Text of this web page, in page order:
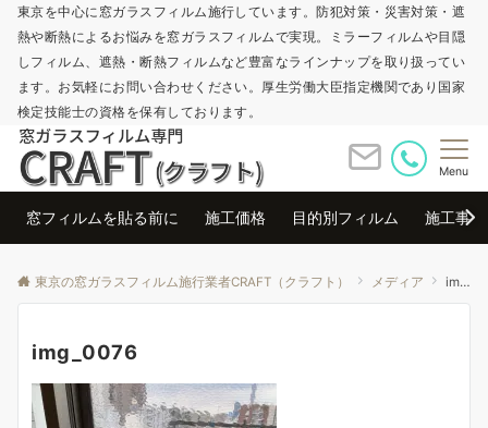
東京を中心に窓ガラスフィルム施行しています。防犯対策・災害対策・遮
熱や断熱によるお悩みを窓ガラスフィルムで実現。ミラーフィルムや目隠
しフィルム、遮熱・断熱フィルムなど豊富なラインナップを取り扱ってい
ます。お気軽にお問い合わせください。厚生労働大臣指定機関であり国家
検定技能士の資格を保有しております。
Menu
窓フィルムを貼る前に 施工価格 目的別フィルム 施工事例
東京の窓ガラスフィルム施行業者CRAFT（クラフト） メディア img_0076
img_0076